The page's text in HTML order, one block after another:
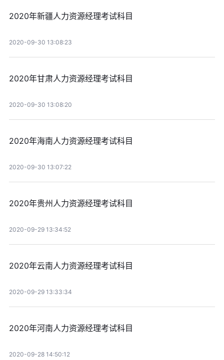
2020年新疆人力资源经理考试科目
2020-09-30 13:08:23
2020年甘肃人力资源经理考试科目
2020-09-30 13:08:20
2020年海南人力资源经理考试科目
2020-09-30 13:07:22
2020年贵州人力资源经理考试科目
2020-09-29 13:34:52
2020年云南人力资源经理考试科目
2020-09-29 13:33:34
2020年河南人力资源经理考试科目
2020-09-28 14:50:12